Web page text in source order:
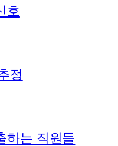
호
정
하는 직원들